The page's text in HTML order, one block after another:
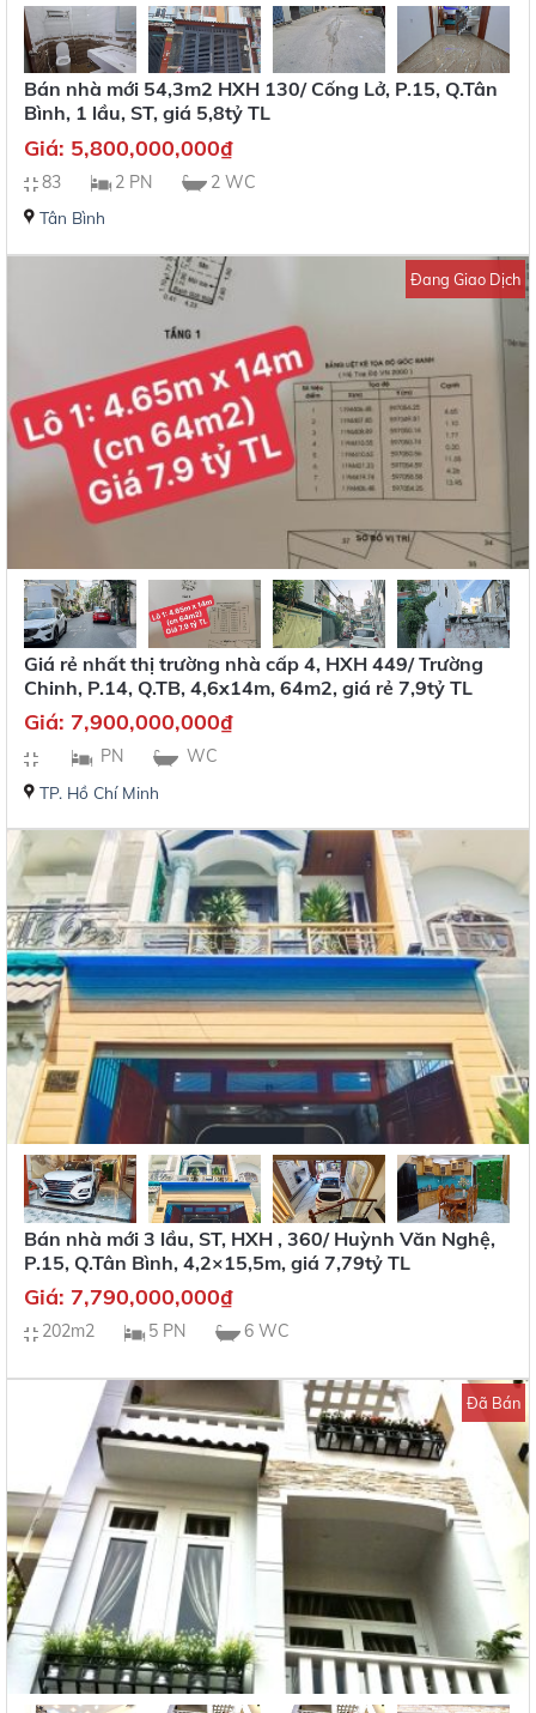
Bán nhà mới 54,3m2 HXH 130/ Cống Lở, P.15, Q.Tân
Bình, 1 lầu, ST, giá 5,8tỷ TL
Giá: 5,800,000,000₫
83 2 PN 2 WC
Tân Bình
Đang Giao Dịch
Giá rẻ nhất thị trường nhà cấp 4, HXH 449/ Trường
Chinh, P.14, Q.TB, 4,6x14m, 64m2, giá rẻ 7,9tỷ TL
Giá: 7,900,000,000₫
PN WC
TP. Hồ Chí Minh
Bán nhà mới 3 lầu, ST, HXH , 360/ Huỳnh Văn Nghệ,
P.15, Q.Tân Bình, 4,2×15,5m, giá 7,79tỷ TL
Giá: 7,790,000,000₫
202m2 5 PN 6 WC
Đã Bán